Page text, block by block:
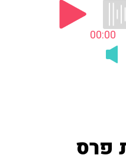
00:00
פרס